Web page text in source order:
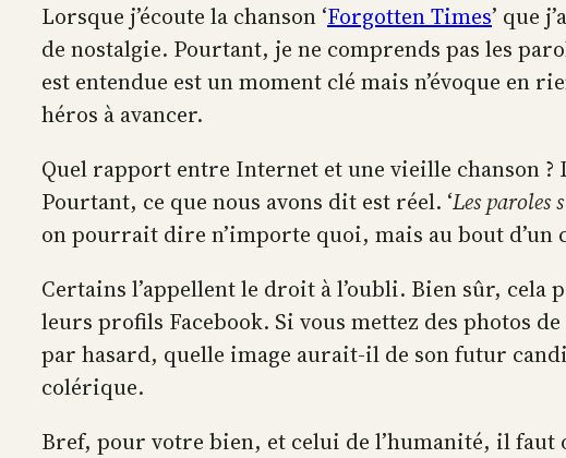
Lorsque j’écoute la chanson ‘Forgotten Times’ que
de nostalgie. Pourtant, je ne comprends pas les
est entendue est un moment clé mais n’évoque en
héros à avancer.
Quel rapport entre Internet et une vieille chanson ?
Pourtant, ce que nous avons dit est réel. ‘Les paroles
on pourrait dire n’importe quoi, mais au bout d’un
Certains l’appellent le droit à l’oubli. Bien sûr,
leurs profils Facebook. Si vous mettez des photos
par hasard, quelle image aurait-il de son futur
colérique.
Bref, pour votre bien, et celui de l’humanité, il faut